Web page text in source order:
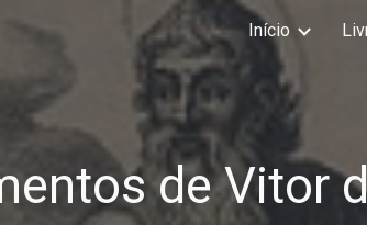
Início
de Vitor